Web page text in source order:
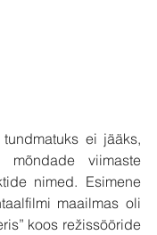
ei jääks,
viimaste
nimed. Esimene
maailmas oli
koos režissööride